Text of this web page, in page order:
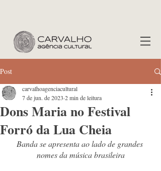
Post
Dons Maria no Festival
Forró da Lua Cheia
carvalhoagenciacultural
7 de jun. de 2023 2 min de leitura
Banda se apresenta ao lado de grandes
nomes da música brasileira